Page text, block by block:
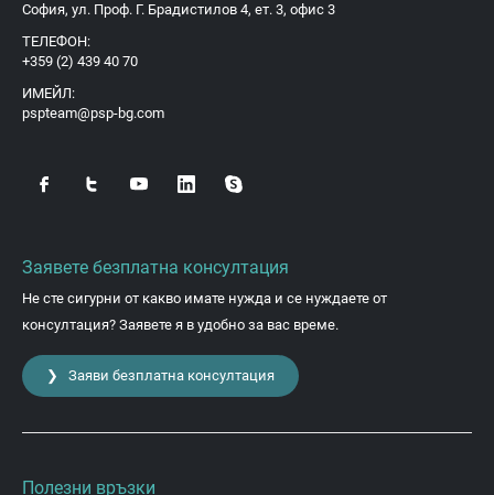
София, ул. Проф. Г. Брадистилов 4, ет. 3, офис 3
ТЕЛЕФОН:
+359 (2) 439 40 70
ИМЕЙЛ:
pspteam@psp-bg.com
Заявете безплатна консултация
Не сте сигурни от какво имате нужда и се нуждаете от
консултация? Заявете я в удобно за вас време.
❯ Заяви безплатна консултация
Полезни връзки